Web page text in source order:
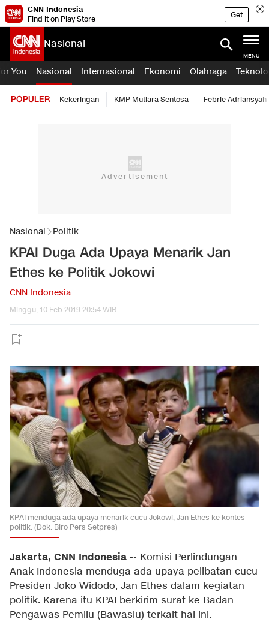
CNN Indonesia
Find it on Play Store
Get
Nasional
MENU
You Nasional Internasional Ekonomi Olahraga
POPULER Kekeringan KMP Mutiara Sentosa Febrie Adriansyah
Nasional Politik
KPAI Duga Ada Upaya Menarik Jan
Ethes ke Politik Jokowi
CNN Indonesia
Minggu, 10 Feb 2019 20:54 WIB
KPAI menduga ada upaya menarik cucu Jokowi, Jan Ethes ke kontes
politik. (Dok. Biro Pers Setpres)
Jakarta, CNN Indonesia -- Komisi Perlindungan
Anak Indonesia menduga ada upaya pelibatan cucu
Presiden Joko Widodo, Jan Ethes dalam kegiatan
politik. Karena itu KPAI berkirim surat ke Badan
Pengawas Pemilu (Bawaslu) terkait hal ini.